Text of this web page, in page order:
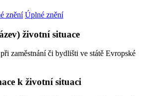
znění Úplné znění
životní situace
zaměstnání či bydlišti ve státě Evropské
k životní situaci